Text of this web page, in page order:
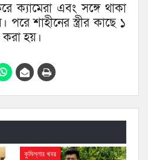
ক্যামেরা এবং সঙ্গে থাকা
পরে শাহীনের স্ত্রীর কাছে ১
করা হয়।
কুমিল্লার খবর